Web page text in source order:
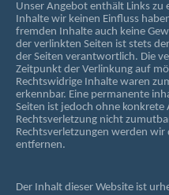
Unser Angebot enthält Links zu
Inhalte wir keinen Einfluss
fremden Inhalte auch keine
der verlinkten Seiten ist stets
der Seiten verantwortlich. Die
Zeitpunkt der Verlinkung auf
Rechtswidrige Inhalte waren
erkennbar. Eine permanente
Seiten ist jedoch ohne
Rechtsverletzung nicht
Rechtsverletzungen werden wir
entfernen.
Der Inhalt dieser Website ist